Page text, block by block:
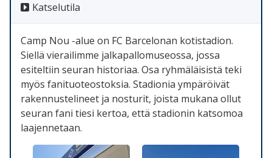
Katselutila
Camp Nou -alue on FC Barcelonan kotistadion.
Siellä vierailimme jalkapallomuseossa, jossa
esiteltiin seuran historiaa. Osa ryhmäläisistä teki
myös fanituoteostoksia. Stadionia ympäröivät
rakennustelineet ja nosturit, joista mukana ollut
seuran fani tiesi kertoa, että stadionin katsomoa
laajennetaan.